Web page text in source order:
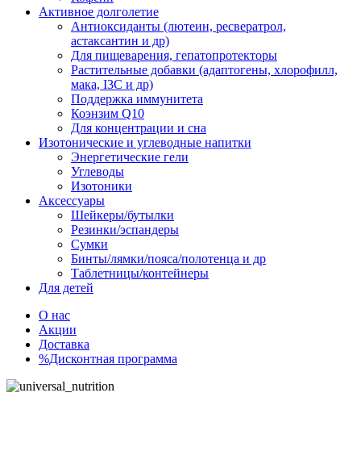
Активное долголетие
Антиоксиданты (лютеин, ресвератрол,
астаксантин и др)
Для пищеварения, гепатопротекторы
Растительные добавки (адаптогены, хлорофилл,
мака, I3C и др)
Поддержка иммунитета
Коэнзим Q10
Для концентрации и сна
Изотонические и углеводные напитки
Энергетические гели
Углеводы
Изотоники
Аксессуары
Шейкеры/бутылки
Резинки/эспандеры
Сумки
Бинты/лямки/пояса/полотенца и др
Таблетницы/контейнеры
Для детей
О нас
Акции
Доставка
%Дисконтная программа